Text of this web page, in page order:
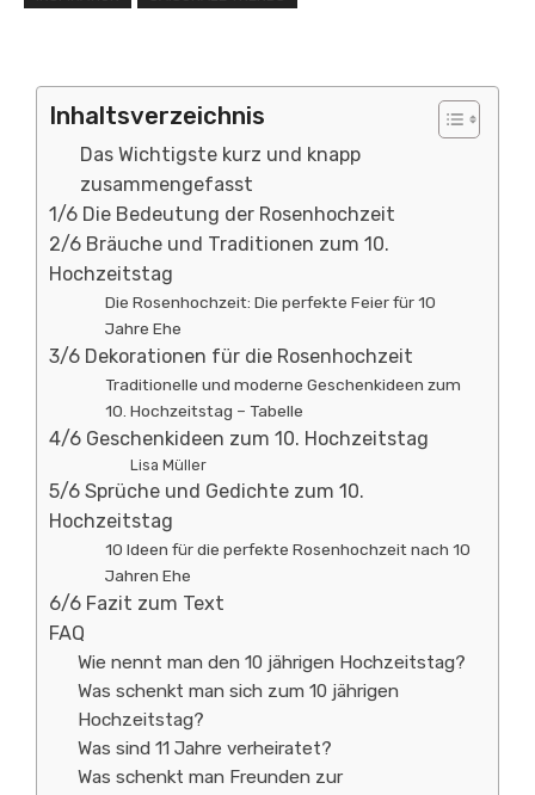
Inhaltsverzeichnis
Das Wichtigste kurz und knapp
zusammengefasst
1/6 Die Bedeutung der Rosenhochzeit
2/6 Bräuche und Traditionen zum 10.
Hochzeitstag
Die Rosenhochzeit: Die perfekte Feier für 10
Jahre Ehe
3/6 Dekorationen für die Rosenhochzeit
Traditionelle und moderne Geschenkideen zum
10. Hochzeitstag – Tabelle
4/6 Geschenkideen zum 10. Hochzeitstag
Lisa Müller
5/6 Sprüche und Gedichte zum 10.
Hochzeitstag
10 Ideen für die perfekte Rosenhochzeit nach 10
Jahren Ehe
6/6 Fazit zum Text
FAQ
Wie nennt man den 10 jährigen Hochzeitstag?
Was schenkt man sich zum 10 jährigen
Hochzeitstag?
Was sind 11 Jahre verheiratet?
Was schenkt man Freunden zur